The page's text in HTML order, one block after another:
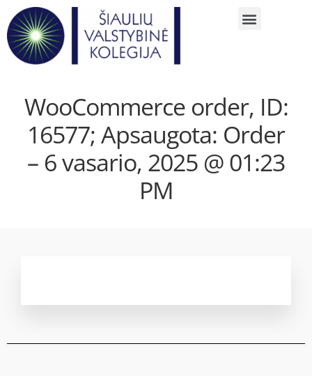
WooCommerce order, ID:
16577; Apsaugota: Order
– 6 vasario, 2025 @ 01:23
PM